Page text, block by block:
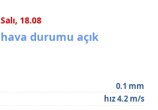
Salı, 18.08
hava durumu açık
0.1 mm
hız 4.2 m/s